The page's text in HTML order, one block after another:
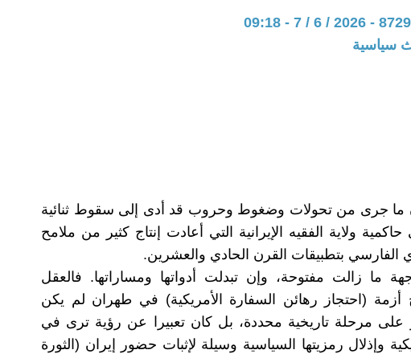
سياسية
ما جرى من تحولات وضغوط وحروب قد أدى إلى سقوط ثنائية
ولاية الفقيه الإيرانية التي أعادت إنتاج كثير من ملامح
الفارسي بتطبيقات القرن الحادي والعشرين.
ما زالت مفتوحة، وإن تبدلت أدواتها ومساراتها. فالعقل
أزمة (احتجاز رهائن السفارة الأمريكية) في طهران لم يكن
مرحلة تاريخية محددة، بل كان تعبيرا عن رؤية ترى في
وإذلال رمزيتها السياسية وسيلة لإثبات حضور إيران (الثورة